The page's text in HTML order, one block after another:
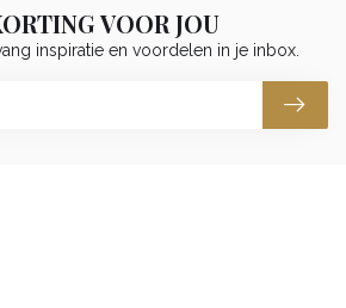
VOOR JOU
inspiratie en voordelen in je inbox.